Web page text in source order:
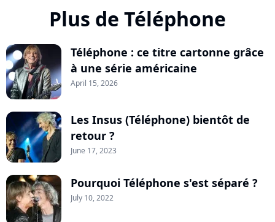
Plus de Téléphone
Téléphone : ce titre cartonne grâce
à une série américaine
April 15, 2026
Les Insus (Téléphone) bientôt de
retour ?
June 17, 2023
Pourquoi Téléphone s'est séparé ?
July 10, 2022